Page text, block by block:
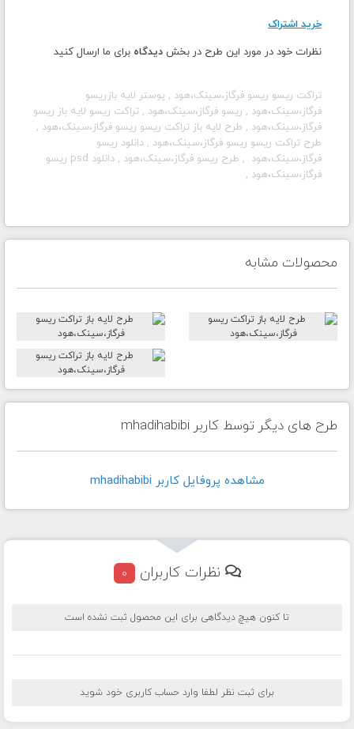
خرید اشتراک
نظرات خود در مورد این طرح در بخش دیدگاه برای ما ارسال کنید
تراکت ریسو ریسو فرگاز،سینک،هود , پوستر لایه بازریسو
فرگاز،سینک،هود , ریسو فرگاز،سینک،هود , تراکت ریسو لایه باز ریسو
فرگاز،سینک،هود , طرح لایه باز تراکت ریسو ریسو فرگاز،سینک،هود ,
طرح تراکت ریسو ریسو فرگاز،سینک،هود , دانلود ریسو
فرگاز،سینک،هود , طرح ریسو فرگاز،سینک،هود , دانلود psd
ریسو
فرگاز،سینک،هود ,
محصولات مشابه
طرح های دیگر توسط کاربر mhadihabibi
مشاهده پروفايل کاربر mhadihabibi
نظرات کاربران 0
تا کنون هیچ دیدگاهی برای این محصول ثبت نشده است
برای ثبت نظر لطفا وارد حساب کاربری خود شوید